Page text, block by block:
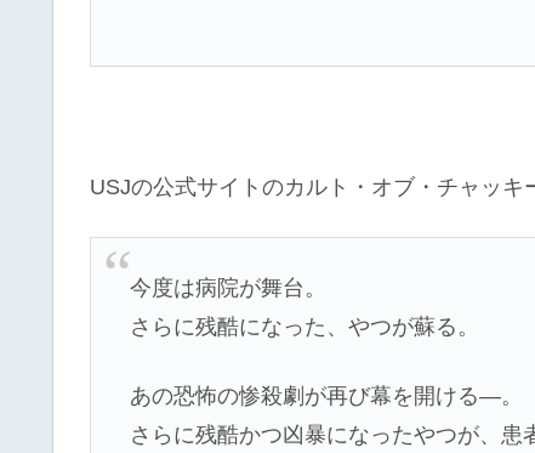
USJの公式サイトのカルト・オブ・チャッキ
今度は病院が舞台。
さらに残酷になった、やつが蘇る。
あの恐怖の惨殺劇が再び幕を開ける―。
さらに残酷かつ凶暴になったやつが、患